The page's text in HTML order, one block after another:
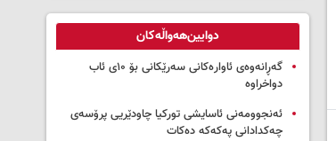
دوایین‌هەواڵەکان
گەڕانەوەی ئاوارەکانی سەرێکانی بۆ ۱۰ی ئاب
دواخراوە
ئەنجوومەنی ئاسایشی تورکیا چاودێریی پرۆسەی
چەکدادانی پەکەکە دەکات